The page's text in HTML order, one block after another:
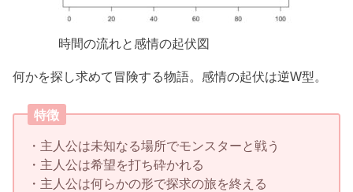
時間の流れと感情の起伏図
何かを探し求めて冒険する物語。感情の起伏は逆W型。
特徴
・主人公は未知なる場所でモンスターと戦う
・主人公は希望を打ち砕かれる
・主人公は何らかの形で探求の旅を終える